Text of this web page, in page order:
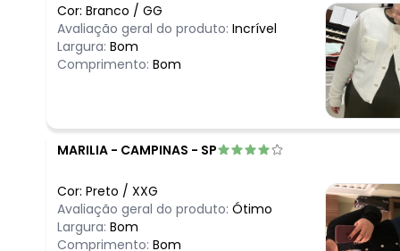
Cor: Branco / GG
Avaliação geral do produto: Incrível
Largura: Bom
Comprimento: Bom
MARILIA - CAMPINAS - SP
Cor: Preto / XXG
Avaliação geral do produto: Ótimo
Largura: Bom
Comprimento: Bom